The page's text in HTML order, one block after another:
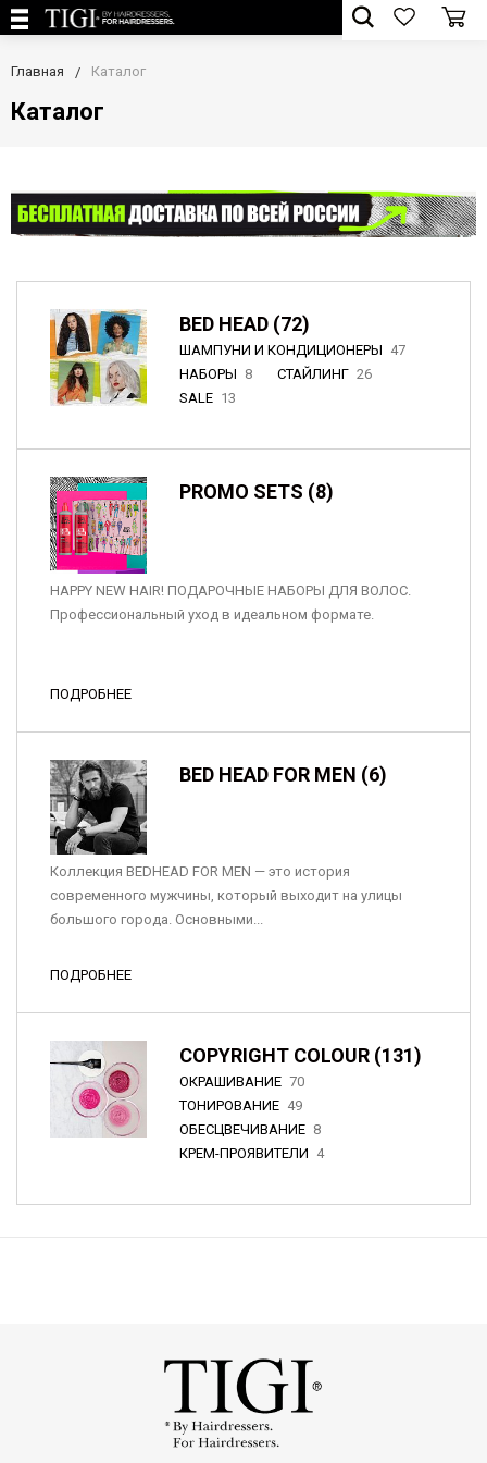
Главная Каталог
Каталог
BED HEAD (72)
ШАМПУНИ И КОНДИЦИОНЕРЫ 47
НАБОРЫ 8 СТАЙЛИНГ 26
SALE 13
PROMO SETS (8)
HAPPY NEW HAIR! ПОДАРОЧНЫЕ НАБОРЫ ДЛЯ ВОЛОС.
Профессиональный уход в идеальном формате.
ПОДРОБНЕЕ
BED HEAD FOR MEN (6)
Коллекция BEDHEAD FOR MEN — это история
современного мужчины, который выходит на улицы
большого города. Основными...
ПОДРОБНЕЕ
COPYRIGHT COLOUR (131)
ОКРАШИВАНИЕ 70
ТОНИРОВАНИЕ 49
ОБЕСЦВЕЧИВАНИЕ 8
КРЕМ-ПРОЯВИТЕЛИ 4